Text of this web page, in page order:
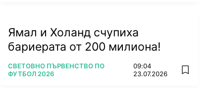
Ямал и Холанд счупиха
бариерата от 200 милиона!
ПОВЕЧЕ ОТ
СВЕТОВНО ПЪРВЕНСТВО ПО
ФУТБОЛ 2026
09:04
23.07.2026
add